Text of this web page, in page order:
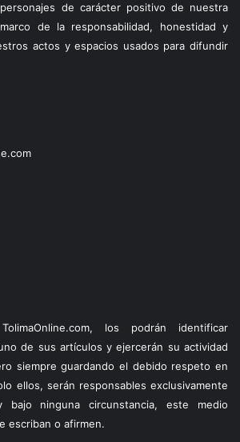
de carácter positivo de nuestra
de la responsabilidad, honestidad y
actos y espacios usados para difundir
los podrán identificar
de sus artículos y ejercerán su actividad
siempre guardando el debido respeto en
ellos, serán responsables exclusivamente
ninguna circunstancia, este medio
escriban o afirmen.